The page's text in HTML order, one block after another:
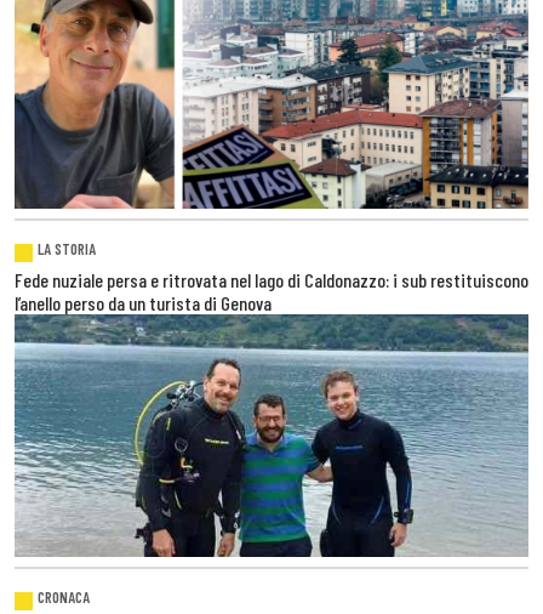
LA STORIA
Fede nuziale persa e ritrovata nel lago di Caldonazzo: i sub restituiscono
l’anello perso da un turista di Genova
CRONACA